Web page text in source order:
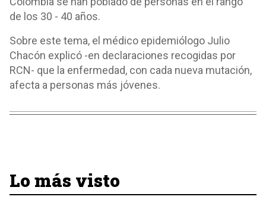
de los 30 - 40 años.
Sobre este tema, el médico epidemiólogo Julio
Chacón explicó -en declaraciones recogidas por
RCN- que la enfermedad, con cada nueva mutación,
afecta a personas más jóvenes.
Lo más visto